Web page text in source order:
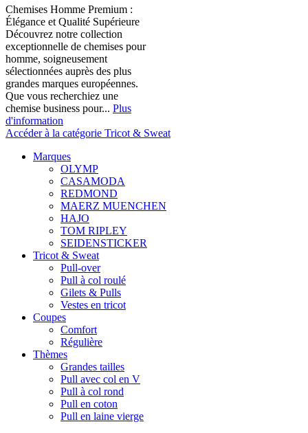
Chemises Homme Premium :
Élégance et Qualité Supérieure
Découvrez notre collection
exceptionnelle de chemises pour
homme, soigneusement
sélectionnées auprès des plus
grandes marques européennes.
Que vous recherchiez une
chemise business pour... Plus
d'information
Accéder à la catégorie Tricot & Sweat
Marques
OLYMP
CASAMODA
REDMOND
MAERZ MUENCHEN
HAJO
TOM RIPLEY
SEIDENSTICKER
Tricot & Sweat
Pull-over
Pull à col roulé
Gilets & Pulls
Vestes en tricot
Coupes
Comfort
Régulière
Thèmes
Grandes tailles
Pull avec col en V
Pull à col rond
Pull en coton
Pull en laine vierge